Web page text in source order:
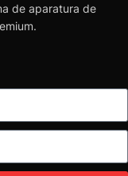
de aparatura de